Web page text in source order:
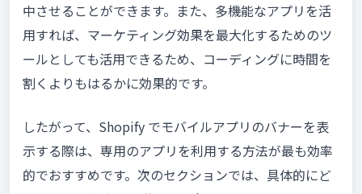
中させることができます。また、多機能なアプリを活
用すれば、マーケティング効果を最大化するためのツ
ールとしても活用できるため、コーディングに時間を
割くよりもはるかに効果的です。
したがって、Shopify でモバイルアプリのバナーを表
示する際は、専用のアプリを利用する方法が最も効率
的でおすすめです。次のセクションでは、具体的にど